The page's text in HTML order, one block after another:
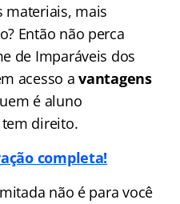
materiais, mais
Então não perca
de Imparáveis dos
acesso avantagens
é aluno
tem direito.
completa!
não é para você